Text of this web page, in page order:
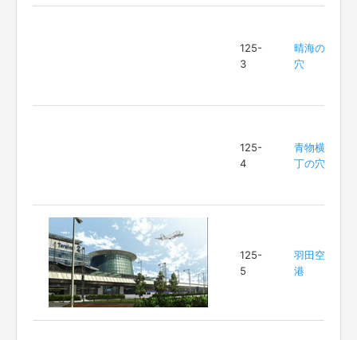
125-
3
晴海の
穴
125-
4
青物横
丁の穴
125-
5
羽田空
港